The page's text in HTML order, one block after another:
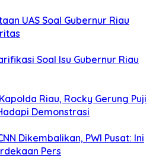
UAS Soal Gubernur Riau
Soal Isu Gubernur Riau
Riau, Rocky Gerung Puji
Demonstrasi
Dikembalikan, PWI Pusat: Ini
Pers